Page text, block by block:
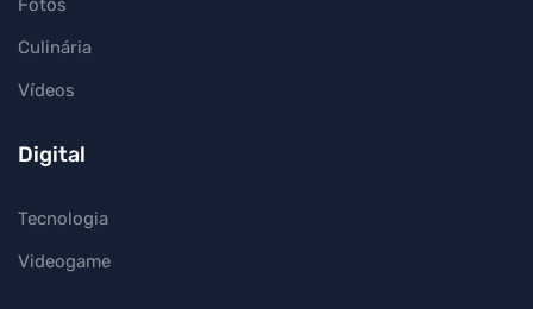
Fotos
Culinária
Vídeos
Digital
Tecnologia
Videogame